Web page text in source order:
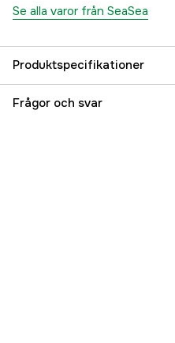
Se alla varor från SeaSea
Produktspecifikationer
Referensnummer
Frågor och svar